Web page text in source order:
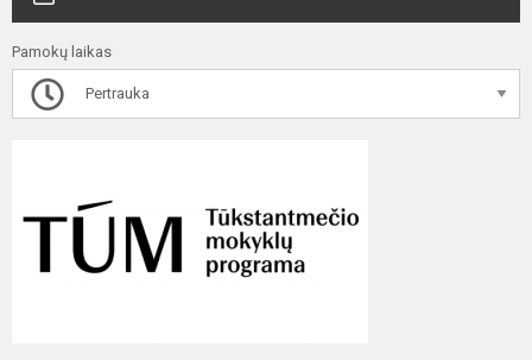
Pamokų laikas
Pertrauka